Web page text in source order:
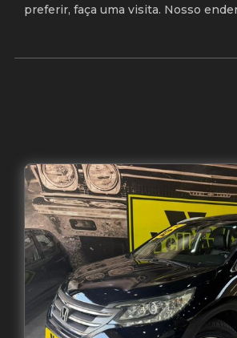
preferir, faça uma visita. Nosso